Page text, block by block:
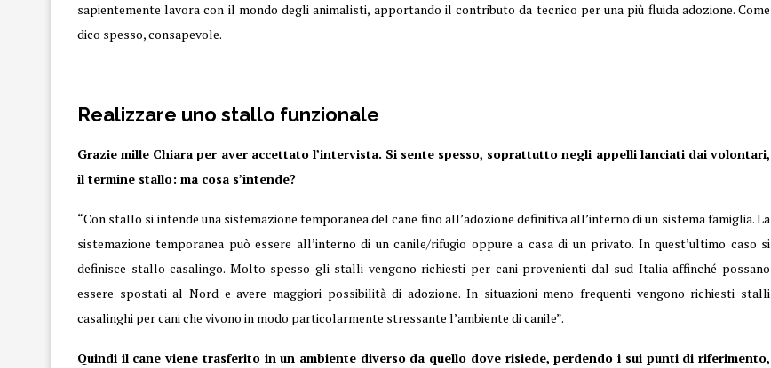
sapientemente lavora con il mondo degli animalisti, apportando il contributo da tecnico per una più fluida adozione. Come
dico spesso, consapevole.
Realizzare uno stallo funzionale
Grazie mille Chiara per aver accettato l’intervista. Si sente spesso, soprattutto negli appelli lanciati dai volontari,
il termine stallo: ma cosa s’intende?
“Con stallo si intende una sistemazione temporanea del cane fino all’adozione definitiva all’interno di un sistema famiglia. La
sistemazione temporanea può essere all’interno di un canile/rifugio oppure a casa di un privato. In quest’ultimo caso si
definisce stallo casalingo. Molto spesso gli stalli vengono richiesti per cani provenienti dal sud Italia affinché possano
essere spostati al Nord e avere maggiori possibilità di adozione. In situazioni meno frequenti vengono richiesti stalli
casalinghi per cani che vivono in modo particolarmente stressante l’ambiente di canile”.
Quindi il cane viene trasferito in un ambiente diverso da quello dove risiede, perdendo i sui punti di riferimento,